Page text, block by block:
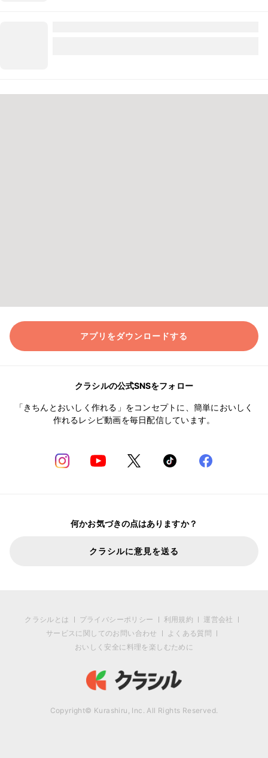
アプリをダウンロードする
クラシルの公式SNSをフォロー
「きちんとおいしく作れる」をコンセプトに、簡単においしく
作れるレシピ動画を毎日配信しています。
何かお気づきの点はありますか？
クラシルに意見を送る
クラシルとは プライバシーポリシー 利用規約
運営会社
サービスに関してのお問い合わせ
よくある質問
おいしく安全に料理を楽しむために
Copyright© Kurashiru, Inc. All Rights Reserved.